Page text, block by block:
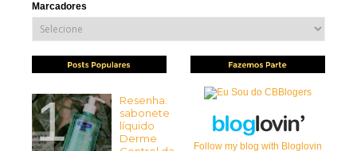
Marcadores
Resenha:
sabonete
líquido
Derme
Follow my blog with Bloglovin